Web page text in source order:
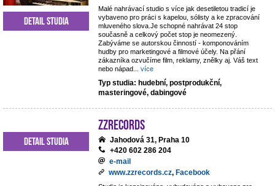
Malé nahrávací studio s více jak desetiletou tradicí je
vybaveno pro práci s kapelou, sólisty a ke zpracování
mluveného slova.Je schopné nahrávat 24 stop
současně a celkový počet stop je neomezený.
Zabýváme se autorskou činností - komponováním
hudby pro marketingové a filmové účely. Na přání
zákazníka ozvučíme film, reklamy, znělky aj. Váš text
nebo nápad
více
Typ studia: hudební, postprodukční,
masteringové, dabingové
Detail studia
ZZrecords
Jahodová 31, Praha 10
+420 602 286 204
e-mail
www.zzrecords.cz, Facebook
Detail studia